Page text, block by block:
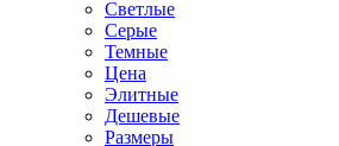
Светлые
Серые
Темные
Цена
Элитные
Дешевые
Размеры